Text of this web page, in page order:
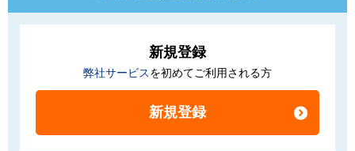
新規登録
弊社サービスを初めてご利用される方